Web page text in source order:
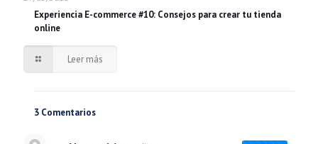
Experiencia E-commerce #10: Consejos para crear tu tienda
online
Leer más
3 Comentarios